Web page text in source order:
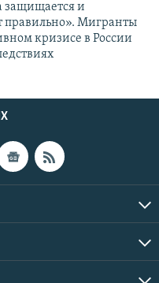
защищается и
правильно». Мигранты
кризисе в России